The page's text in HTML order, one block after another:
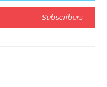
Subscribers